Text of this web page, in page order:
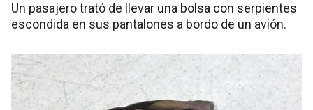
Un pasajero trató de llevar una bolsa con serpientes
escondida en sus pantalones a bordo de un avión.